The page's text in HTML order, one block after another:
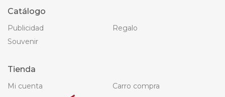
Catálogo
Publicidad
Regalo
Souvenir
Tienda
Mi cuenta Carro compra